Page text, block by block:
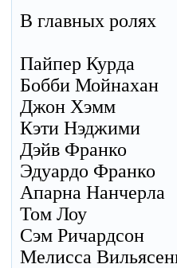
В главных ролях
Пайпер Курда
Бобби Мойнахан
Джон Хэмм
Кэти Нэджими
Дэйв Франко
Эдуардо Франко
Апарна Нанчерла
Том Лоу
Сэм Ричардсон
Мелисса